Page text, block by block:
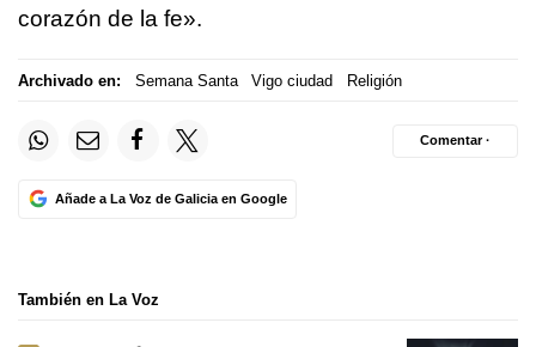
corazón de la fe».
Archivado en: Semana Santa Vigo ciudad Religión
Añade a La Voz de Galicia en Google
Comentar ·
También en La Voz